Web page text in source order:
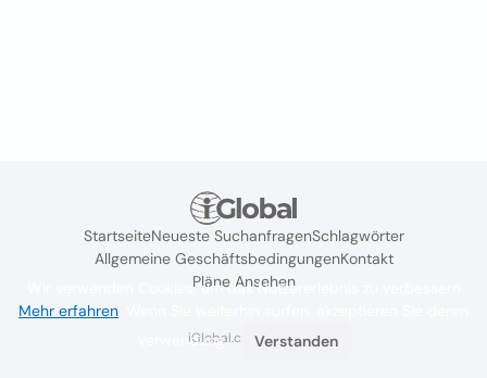
StartseiteNeueste SuchanfragenSchlagwörter
Allgemeine GeschäftsbedingungenKontakt
Pläne Ansehen
iGlobal.co @ 2024
Wir verwenden Cookies, um das Nutzererlebnis zu verbessern
Mehr erfahren
Verwendung.
Verstanden